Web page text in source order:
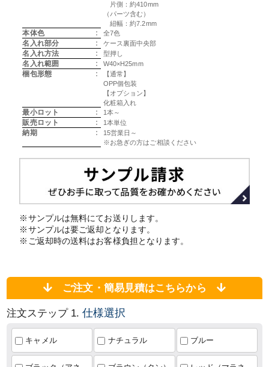
片側：約410mm
（パーツ含む）
紐幅：約7.2mm
本体色 : 全7色
名入れ部分 : ケース裏面中央部
名入れ方法 : 型押し
名入れ範囲 : W40×H25mm
梱包形態 :
【通常】
OPP個包装
【オプション】
化粧箱入れ
最小ロット : 1本～
販売ロット : 1本単位
納期 :
15営業日～
※お急ぎの方はご相談ください
※サンプルは無料にてお送りします。
※サンプルは要ご返却となります。
※ご返却時の送料はお客様負担となります。
ご注文・簡易見積はこちらから
注文ステップ 1.仕様選択
キャメル ナチュラル ブルー